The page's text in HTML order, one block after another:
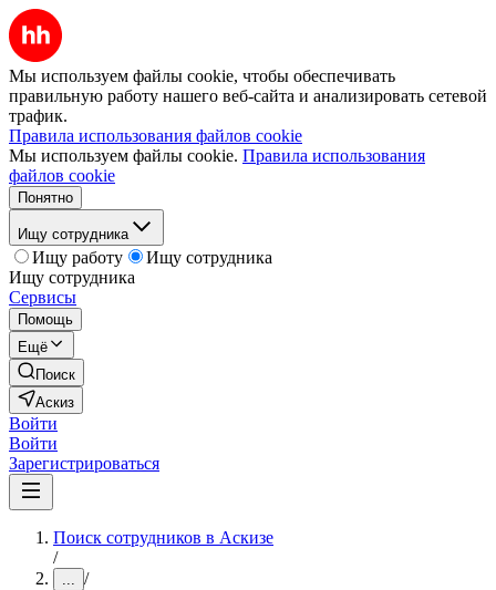
Мы используем файлы cookie, чтобы обеспечивать
правильную работу нашего веб-сайта и анализировать сетевой
трафик.
Правила использования файлов cookie
Мы используем файлы cookie. Правила использования
файлов cookie
Понятно
Ищу сотрудника
Ищу работу
Ищу сотрудника
Ищу сотрудника
Сервисы
Помощь
Ещё
Поиск
Аскиз
Войти
Войти
Зарегистрироваться
Поиск сотрудников в Аскизе
/
... /